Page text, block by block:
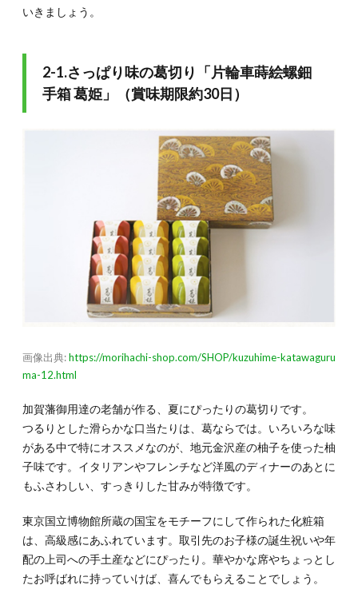
「卵を
（賞味
期限：
ペース
（賞味
期限：
ビジ
ネス
土産
費で
精算
でき
日持
ちす
る手
土産
で相
いきましょう。
2-1.さっぱり味の葛切り「片輪車蒔絵螺鈿
手箱 葛姫」（賞味期限約30日）
画像出典:https://morihachi-shop.com/SHOP/kuzuhime-katawaguru
ma-12.html
加賀藩御用達の老舗が作る、夏にぴったりの葛切りです。
つるりとした滑らかな口当たりは、葛ならでは。いろいろな味
がある中で特にオススメなのが、地元金沢産の柚子を使った柚
子味です。イタリアンやフレンチなど洋風のディナーのあとに
もふさわしい、すっきりした甘みが特徴です。
東京国立博物館所蔵の国宝をモチーフにして作られた化粧箱
は、高級感にあふれています。取引先のお子様の誕生祝いや年
配の上司への手土産などにぴったり。華やかな席やちょっとし
たお呼ばれに持っていけば、喜んでもらえることでしょう。